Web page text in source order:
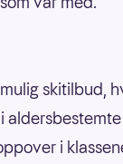
skitilbud,
aldersbestemte
i